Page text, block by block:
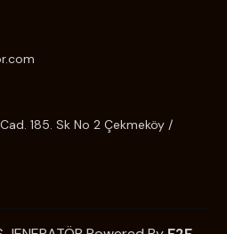
185. Sk No 2 Çekmeköy /